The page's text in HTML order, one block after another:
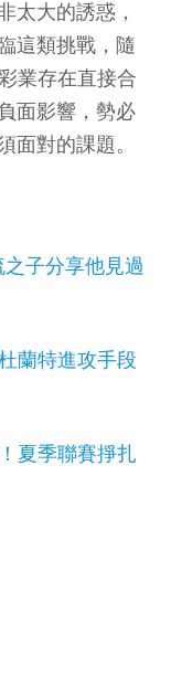
太大的誘惑，
這類挑戰，隨
業存在直接合
面影響，勢必
面對的課題。
子分享他見過
蘭特進攻手段
夏季聯賽掙扎